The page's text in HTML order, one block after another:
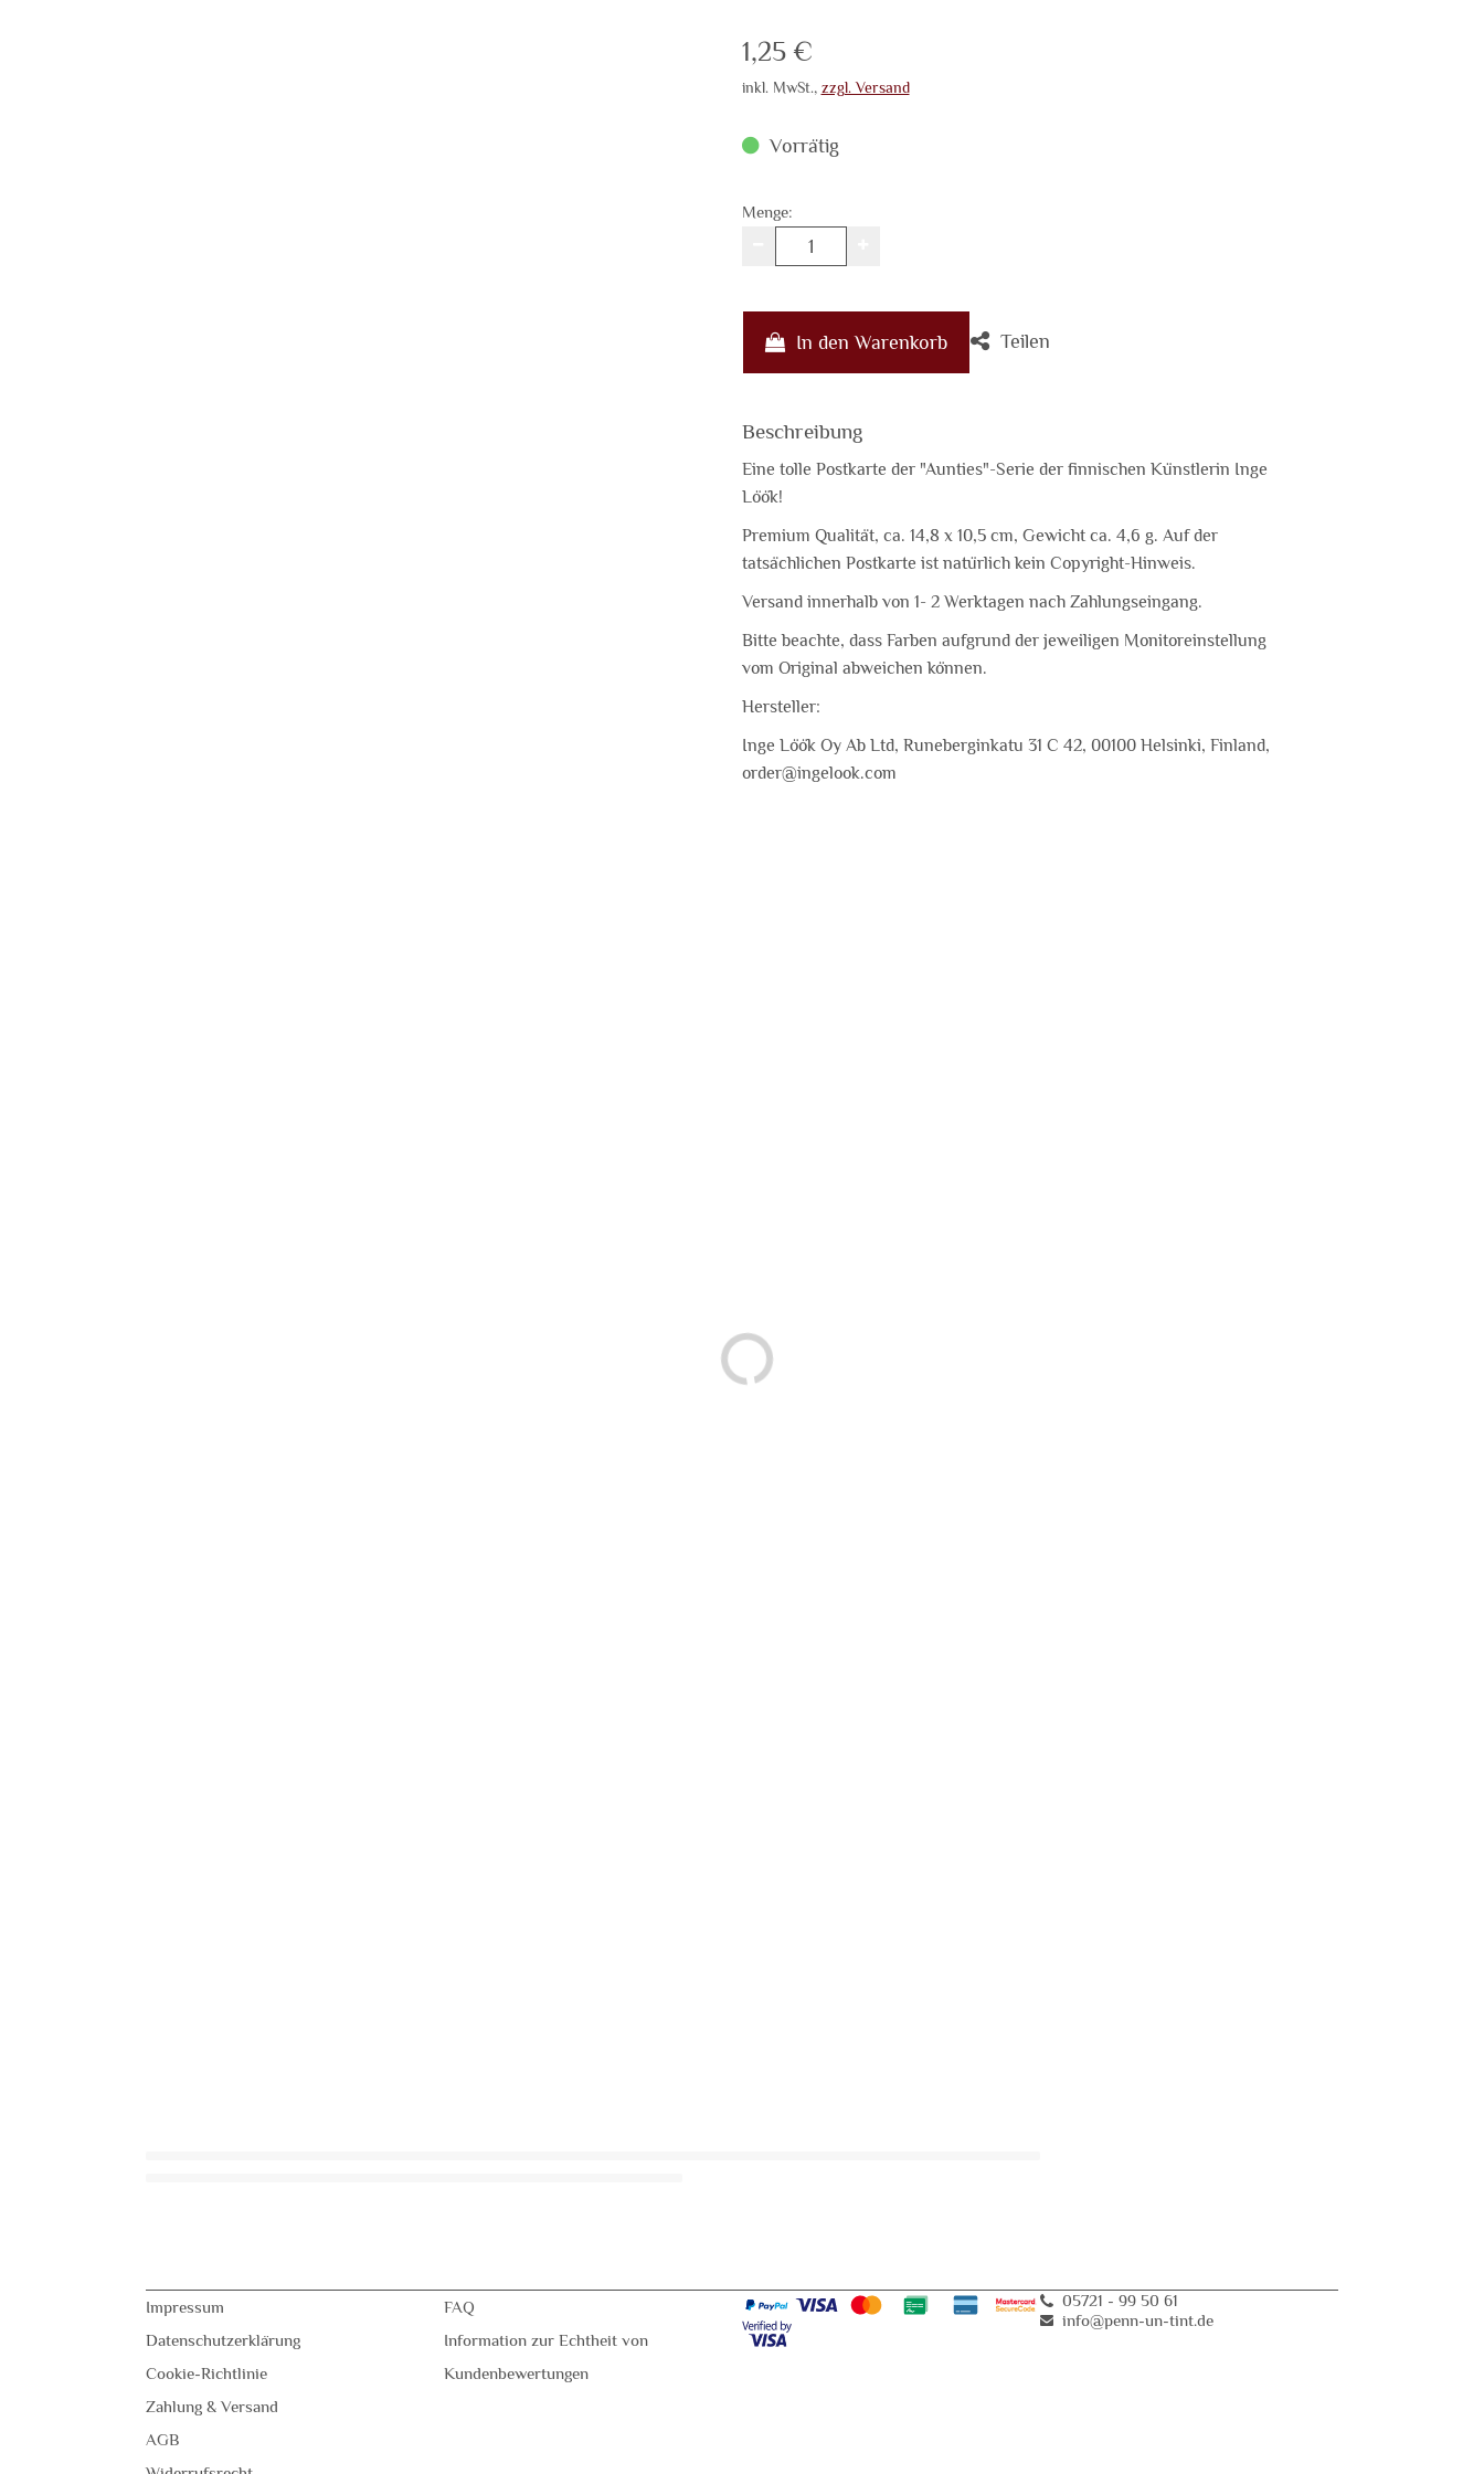
Verkaufspreis: 1,25 €
1,25 €
inkl. MwSt., zzgl. Versand
Vorrätig
Menge:
In den Warenkorb Teilen
Beschreibung
Eine tolle Postkarte der "Aunties"-Serie der finnischen Künstlerin Inge
Löök!
Premium Qualität, ca. 14,8 x 10,5 cm, Gewicht ca. 4,6 g. Auf der
tatsächlichen Postkarte ist natürlich kein Copyright-Hinweis.
Versand innerhalb von 1- 2 Werktagen nach Zahlungseingang.
Bitte beachte, dass Farben aufgrund der jeweiligen Monitoreinstellung
vom Original abweichen können.
Hersteller:
Inge Löök Oy Ab Ltd, Runeberginkatu 31 C 42, 00100 Helsinki, Finland,
order@ingelook.com
Impressum
Datenschutzerklärung
Cookie-Richtlinie
Zahlung & Versand
AGB
FAQ
Information zur Echtheit von
Kundenbewertungen
05721 - 99 50 61
info@penn-un-tint.de